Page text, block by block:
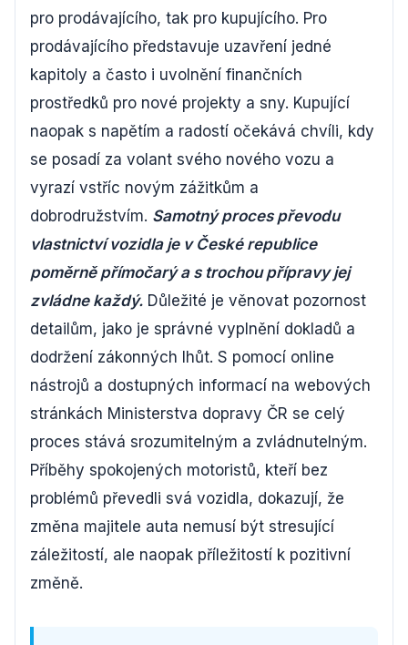
pro prodávajícího, tak pro kupujícího. Pro
prodávajícího představuje uzavření jedné
kapitoly a často i uvolnění finančních
prostředků pro nové projekty a sny. Kupující
naopak s napětím a radostí očekává chvíli, kdy
se posadí za volant svého nového vozu a
vyrazí vstříc novým zážitkům a
dobrodružstvím. Samotný proces převodu
vlastnictví vozidla je v České republice
poměrně přímočarý a s trochou přípravy jej
zvládne každý. Důležité je věnovat pozornost
detailům, jako je správné vyplnění dokladů a
dodržení zákonných lhůt. S pomocí online
nástrojů a dostupných informací na webových
stránkách Ministerstva dopravy ČR se celý
proces stává srozumitelným a zvládnutelným.
Příběhy spokojených motoristů, kteří bez
problémů převedli svá vozidla, dokazují, že
změna majitele auta nemusí být stresující
záležitostí, ale naopak příležitostí k pozitivní
změně.